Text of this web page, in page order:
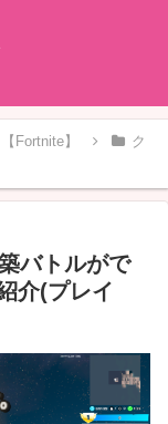
Fortnite】
ク
バトルがで
介(プレイ